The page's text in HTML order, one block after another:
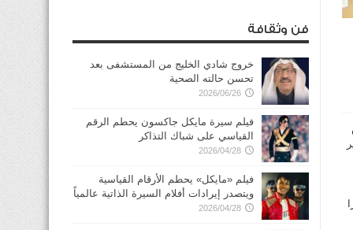
فن وثقافة
خروج شادي الخليج من المستشفى بعد
تحسن حالته الصحية
2026/06/26
فيلم سيرة مايكل جاكسون يحطم الرقم
القياسي على شباك التذاكر
2026/04/28
فيلم «مايكل» يحطم الأرقام القياسية
ويتصدر إيرادات أفلام السيرة الذاتية عالمياً
2026/04/28